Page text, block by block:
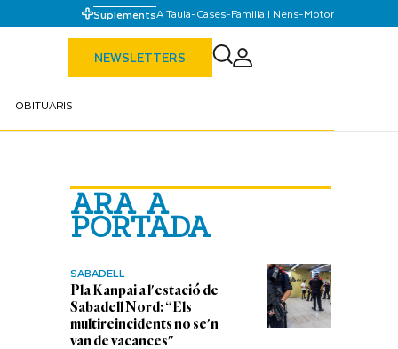
SuplementsA Taula-Cases-Familia I Nens-Motor
NEWSLETTERS
OBITUARIS
ARA A
PORTADA
SABADELL
Pla Kanpai a l'estació de
Sabadell Nord: “Els
multireincidents no se'n
van de vacances"